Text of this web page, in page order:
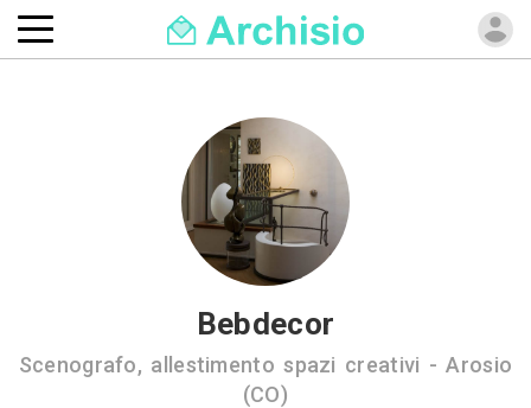
Bebdecor
Scenografo, allestimento spazi creativi - Arosio
(CO)